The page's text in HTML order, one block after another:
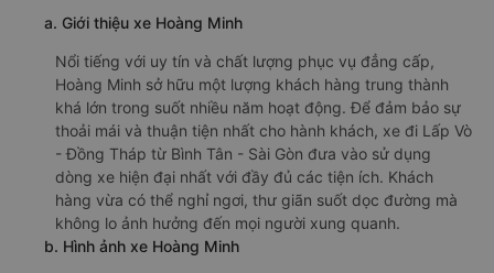
a. Giới thiệu xe Hoàng Minh
Nổi tiếng với uy tín và chất lượng phục vụ đẳng cấp,
Hoàng Minh sở hữu một lượng khách hàng trung thành
khá lớn trong suốt nhiều năm hoạt động. Để đảm bảo sự
thoải mái và thuận tiện nhất cho hành khách, xe đi Lấp Vò
- Đồng Tháp từ Bình Tân - Sài Gòn đưa vào sử dụng
dòng xe hiện đại nhất với đầy đủ các tiện ích. Khách
hàng vừa có thể nghỉ ngơi, thư giãn suốt dọc đường mà
không lo ảnh hưởng đến mọi người xung quanh.
b. Hình ảnh xe Hoàng Minh